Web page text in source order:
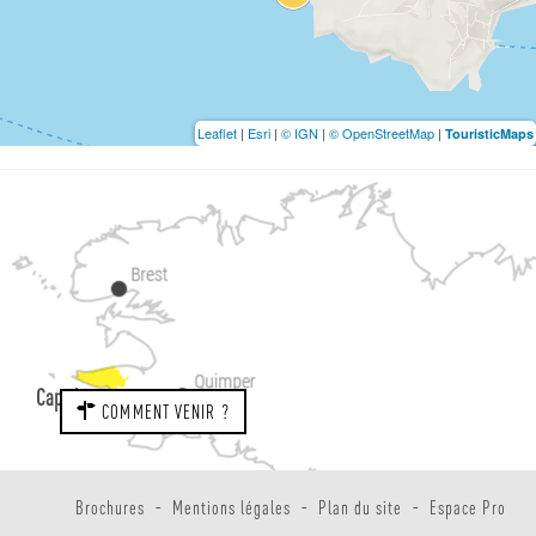
Leaflet | Esri | © IGN | © OpenStreetMap | TouristicMaps
Cap sizun
COMMENT VENIR ?
Brochures Mentions légales Plan du site Espace Pro